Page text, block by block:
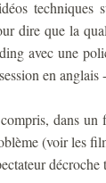
techniques
dire que la
avec une
en anglais
dans
(voir les
décroche